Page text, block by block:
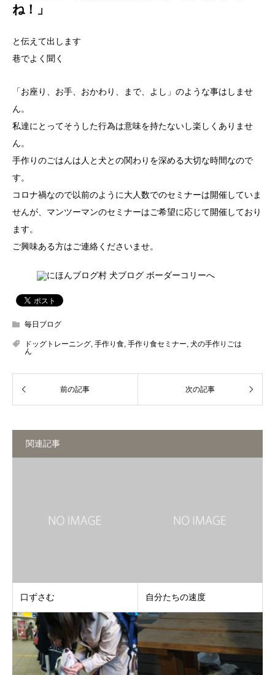
ね！」
と伝えて出します
巷でよく聞く
「お座り、お手、おかわり、まで、よし」のような事はしませ
ん。
私達にとってそうした行為は意味を持たないし楽しくありませ
ん。
手作りのごはんは人と犬との関わりを深める大切な時間なので
す。
コロナ禍なので以前のように大人数でのセミナーは開催していま
せんが、マンツーマンのセミナーはご希望に応じて開催しており
ます。
ご興味ある方はご連絡くださいませ。
毎日ブログ
ドッグトレーニング, 手作り食, 手作り食セミナー, 犬の手作りごは
ん
関連記事
口ずさむ 自分たちの速度